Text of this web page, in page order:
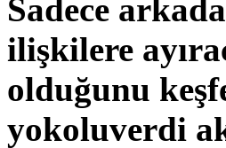
Sadece
ilişkilere
olduğunu
yokoluverdi